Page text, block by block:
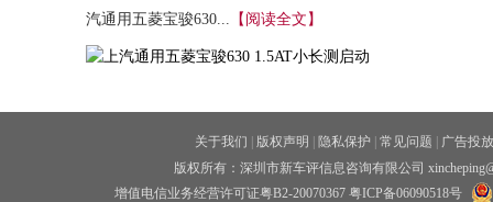
汽通用五菱宝骏630... 【阅读全文】
关于我们 版权声明 隐私保护 常见问题
广告投放
版权所有：深圳市新车评信息咨询有限公司
增值电信业务经营许可证粤B2-20070367 粤ICP备06090518号